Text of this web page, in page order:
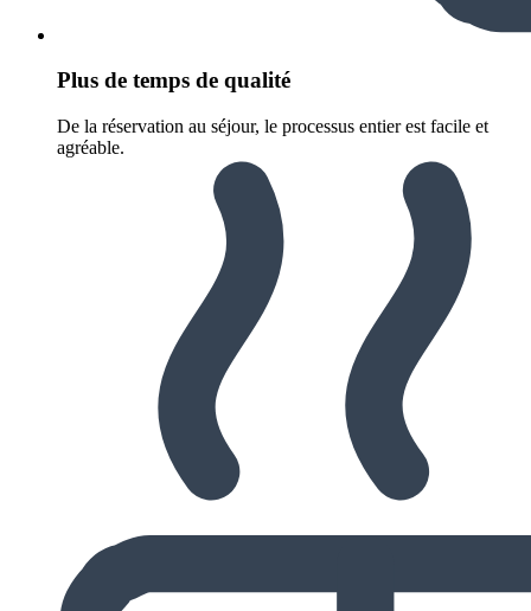
Plus de temps de qualité
De la réservation au séjour, le processus entier est facile et
agréable.